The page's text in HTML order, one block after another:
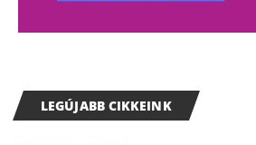
LEGÚJABB CIKKEINK